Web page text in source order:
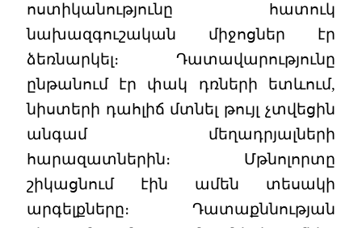
ոստիկանությունը հատուկ
նախազգուշական միջոցներ էր
ձեռնարկել։ Դատավարությունը
ընթանում էր փակ դռների ետևում,
նիստերի դահլիճ մտնել թույլ չտվեցին
անգամ մեղադրյալների
հարազատներին։ Մթնոլորտը
շիկացնում էին ամեն տեսակի
արգելքները։ Դատաքննության